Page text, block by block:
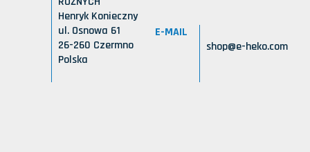
Henryk Konieczny
ul. Osnowa 61
26-260 Czermno
Polska
E-MAIL
shop@e-heko.com